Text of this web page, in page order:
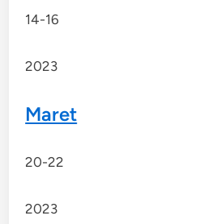
14-16
2023
Maret
20-22
2023